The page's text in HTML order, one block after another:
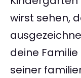
wirst sehen,
deine
seiner